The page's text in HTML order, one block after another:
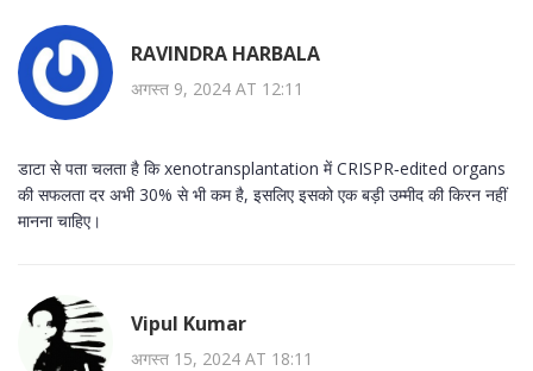
RAVINDRA HARBALA
अगस्त 9, 2024 AT 12:11
डाटा से पता चलता है कि xenotransplantation में CRISPR‑edited organs
की सफलता दर अभी 30% से भी कम है, इसलिए इसको एक बड़ी उम्मीद की किरन नहीं
मानना चाहिए।
Vipul Kumar
अगस्त 15, 2024 AT 18:11